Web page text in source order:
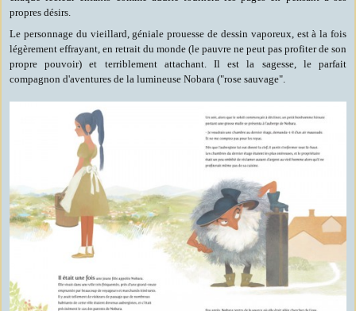
propres désirs.
Le personnage du vieillard, géniale prouesse de dessin vaporeux, est à la fois
légèrement effrayant, en retrait du monde (le pauvre ne peut pas profiter de son
propre pouvoir) et terriblement attachant. Il est la sagesse, le parfait
compagnon d'aventures de la lumineuse Nobara ("rose sauvage".